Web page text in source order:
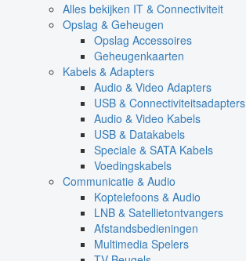
Alles bekijken IT & Connectiviteit
Opslag & Geheugen
Opslag Accessoires
Geheugenkaarten
Kabels & Adapters
Audio & Video Adapters
USB & Connectiviteitsadapters
Audio & Video Kabels
USB & Datakabels
Speciale & SATA Kabels
Voedingskabels
Communicatie & Audio
Koptelefoons & Audio
LNB & Satellietontvangers
Afstandsbedieningen
Multimedia Spelers